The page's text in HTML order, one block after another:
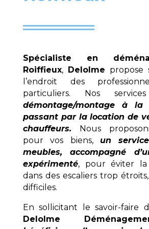
Spécialiste en
Roiffieux, Delolme propose
l’endroit des
particuliers. Nos
démontage/montage à
passant par la location de
chauffeurs. Nous
pour vos biens, un
meubles, accompagné
expérimenté, pour éviter la
dans des escaliers trop
difficiles.
En sollicitant le savoir-faire
Delolme